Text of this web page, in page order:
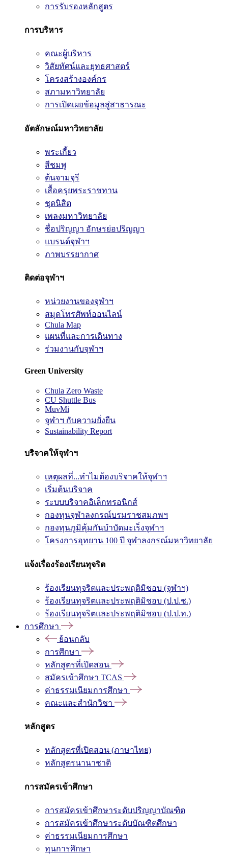
การรับรองหลักสูตร
การบริหาร
คณะผู้บริหาร
วิสัยทัศน์และยุทธศาสตร์
โครงสร้างองค์กร
สภามหาวิทยาลัย
การเปิดเผยข้อมูลสู่สาธารณะ
อัตลักษณ์มหาวิทยาลัย
พระเกี้ยว
สีชมพู
ต้นจามจุรี
เสื้อครุยพระราชทาน
ชุดนิสิต
เพลงมหาวิทยาลัย
ชื่อปริญญา อักษรย่อปริญญา
แบรนด์จุฬาฯ
ภาพบรรยากาศ
ติดต่อจุฬาฯ
หน่วยงานของจุฬาฯ
สมุดโทรศัพท์ออนไลน์
Chula Map
แผนที่และการเดินทาง
ร่วมงานกับจุฬาฯ
Green University
Chula Zero Waste
CU Shuttle Bus
MuvMi
จุฬาฯ กับความยั่งยืน
Sustainability Report
บริจาคให้จุฬาฯ
เหตุผลที่...ทำไมต้องบริจาคให้จุฬาฯ
เริ่มต้นบริจาค
ระบบบริจาคอิเล็กทรอนิกส์
กองทุนจุฬาลงกรณ์บรมราชสมภพฯ
กองทุนภูมิคุ้มกันบำบัดมะเร็งจุฬาฯ
โครงการอุทยาน 100 ปี จุฬาลงกรณ์มหาวิทยาลัย
แจ้งเรื่องร้องเรียนทุจริต
ร้องเรียนทุจริตและประพฤติมิชอบ (จุฬาฯ)
ร้องเรียนทุจริตและประพฤติมิชอบ (ป.ป.ช.)
ร้องเรียนทุจริตและประพฤติมิชอบ (ป.ป.ท.)
การศึกษา
ย้อนกลับ
การศึกษา
หลักสูตรที่เปิดสอน
สมัครเข้าศึกษา TCAS
ค่าธรรมเนียมการศึกษา
คณะและสำนักวิชา
หลักสูตร
หลักสูตรที่เปิดสอน (ภาษาไทย)
หลักสูตรนานาชาติ
การสมัครเข้าศึกษา
การสมัครเข้าศึกษาระดับปริญญาบัณฑิต
การสมัครเข้าศึกษาระดับบัณฑิตศึกษา
ค่าธรรมเนียมการศึกษา
ทุนการศึกษา